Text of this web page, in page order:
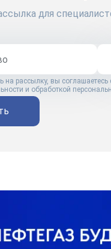
для
на рассылку, вы соглашаетесь
и обработкой